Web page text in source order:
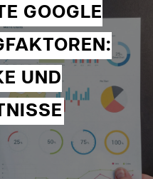
GOOGLE
UND